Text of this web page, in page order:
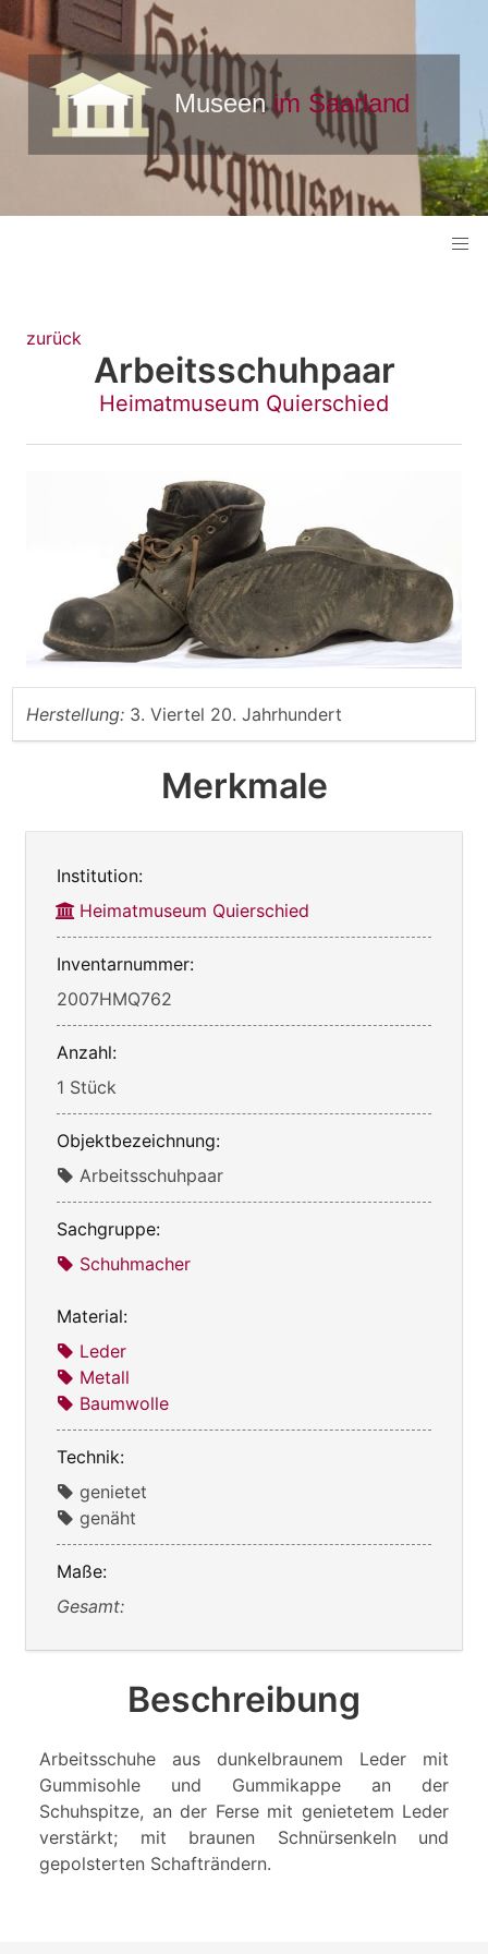
zurück
Arbeitsschuhpaar
Heimatmuseum Quierschied
Herstellung: 3. Viertel 20. Jahrhundert
Merkmale
Institution:
Heimatmuseum Quierschied
Inventarnummer:
2007HMQ762
Anzahl:
1 Stück
Objektbezeichnung:
Arbeitsschuhpaar
Sachgruppe:
Schuhmacher
Material:
Leder
Metall
Baumwolle
Technik:
genietet
genäht
Maße:
Gesamt:
Beschreibung
Arbeitsschuhe aus dunkelbraunem Leder mit
Gummisohle und Gummikappe an der
Schuhspitze, an der Ferse mit genietetem Leder
verstärkt; mit braunen Schnürsenkeln und
gepolsterten Schafträndern.